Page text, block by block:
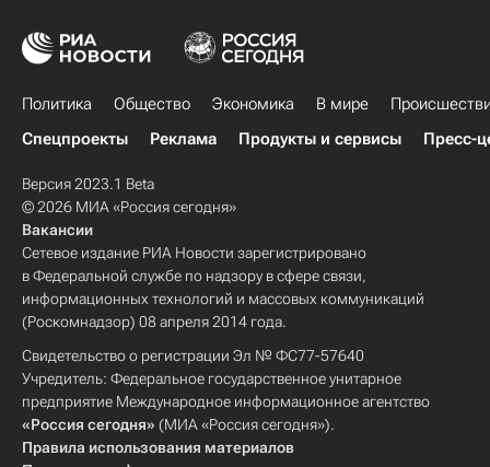
Политика Общество Экономика В мире
Спецпроекты
Реклама Продукты и сервисы Пресс-
Версия 2023.1 Beta
© 2026 МИА «Россия сегодня»
Вакансии
Сетевое издание РИА Новости зарегистрировано
в Федеральной службе по надзору в сфере связи,
информационных технологий и массовых коммуникаций
(Роскомнадзор) 08 апреля 2014 года.
Свидетельство о регистрации Эл № ФС77-57640
Учредитель: Федеральное государственное унитарное
предприятие Международное информационное агентство
«Россия сегодня» (МИА «Россия сегодня»).
Правила использования материалов